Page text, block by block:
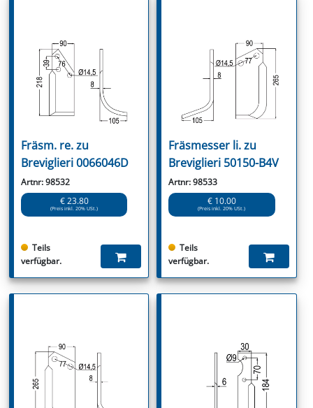
Fräsm. re. zu
Breviglieri 0066046D
Artnr: 98532
€ 23.80
(Preis inkl. 20% USt.)
Teils
verfügbar.
Fräsmesser li. zu
Breviglieri 50150-B4V
Artnr: 98533
€ 10.00
(Preis inkl. 20% USt.)
Teils
verfügbar.